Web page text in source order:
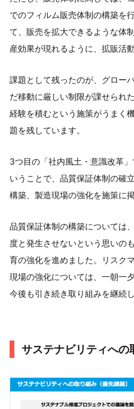
でのフィルム販売体制の構築を
て、販売を拡大できるような体
産効果が現れるように、拡販活
課題として残ったのが、グロー
だ移動に厳しい制限が課せられ
経験を積むという施策がうまく
題を残しています。
3つ目の「社内風土・意識改革
いうことで、品質保証体制の確
構築、製造現場の強化を施策に
品質保証体制の構築については
度と発生させないという思いの
育の強化を進めました。リスク
現場の強化については、一朝一
今後も引き続き取り組みを継続
サステナビリティへ